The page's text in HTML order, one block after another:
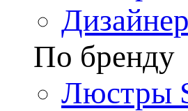
По бренду
Люстры